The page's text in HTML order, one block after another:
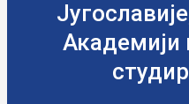
Академији